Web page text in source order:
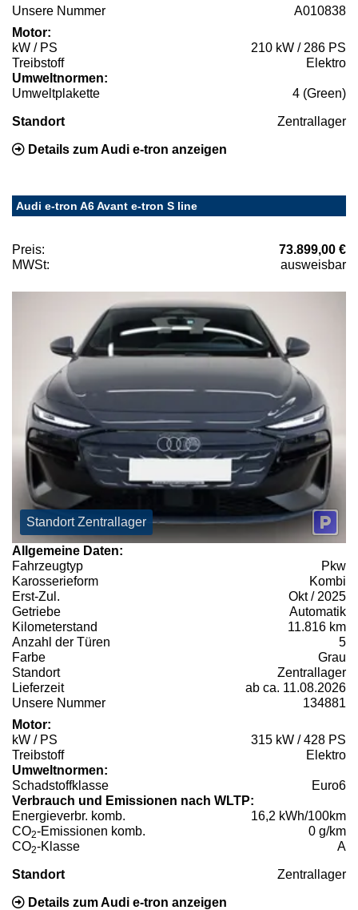
Unsere Nummer
A010838
Motor:
kW / PS
210 kW / 286 PS
Treibstoff
Elektro
Umweltnormen:
Umweltplakette
4 (Green)
Standort Zentrallager
Details zum Audi e-tron anzeigen
Audi e-tron A6 Avant e-tron S line
Preis:
73.899,00 €
MWSt:
ausweisbar
Standort Zentrallager
Allgemeine Daten:
Fahrzeugtyp
Pkw
Karosserieform
Kombi
Erst-Zul.
Okt / 2025
Getriebe
Automatik
Kilometerstand
11.816 km
Anzahl der Türen
5
Farbe
Grau
Standort
Zentrallager
Lieferzeit
ab ca. 11.08.2026
Unsere Nummer
134881
Motor:
kW / PS
315 kW / 428 PS
Treibstoff
Elektro
Umweltnormen:
Schadstoffklasse
Euro6
Verbrauch und Emissionen nach WLTP:
Energieverbr. komb.
16,2 kWh/100km
CO2-Emissionen komb.
0 g/km
CO2-Klasse A
Standort Zentrallager
Details zum Audi e-tron anzeigen